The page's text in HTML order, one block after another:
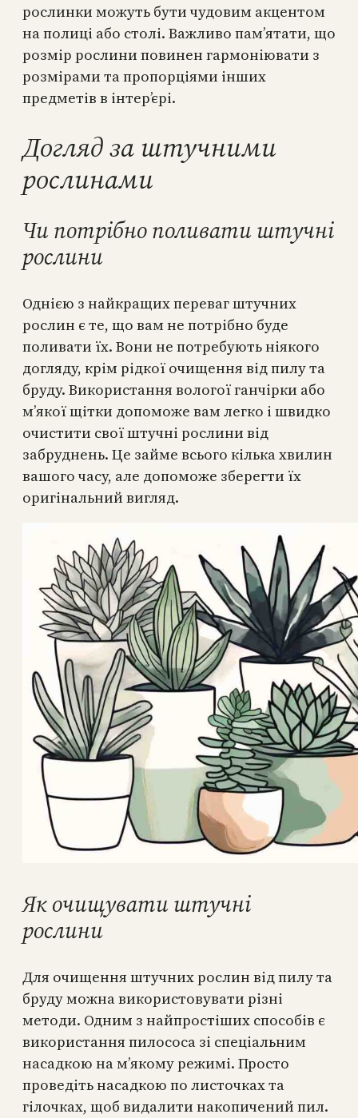
рослинки можуть бути чудовим акцентом
на полиці або столі. Важливо пам’ятати, що
розмір рослини повинен гармоніювати з
розмірами та пропорціями інших
предметів в інтер’єрі.
Догляд за штучними
рослинами
Чи потрібно поливати штучні
рослини
Однією з найкращих переваг штучних
рослин є те, що вам не потрібно буде
поливати їх. Вони не потребують ніякого
догляду, крім рідкої очищення від пилу та
бруду. Використання вологої ганчірки або
м’якої щітки допоможе вам легко і швидко
очистити свої штучні рослини від
забруднень. Це займе всього кілька хвилин
вашого часу, але допоможе зберегти їх
оригінальний вигляд.
Як очищувати штучні
рослини
Для очищення штучних рослин від пилу та
бруду можна використовувати різні
методи. Одним з найпростіших способів є
використання пилососа зі спеціальним
насадкою на м’якому режимі. Просто
проведіть насадкою по листочках та
гілочках, щоб видалити накопичений пил.